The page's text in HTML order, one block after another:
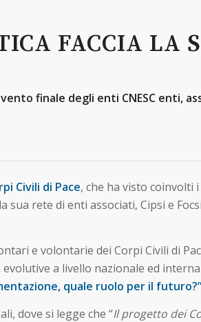
FACCIA LA
finale degli enti CNESC enti,
Civili di Pace, che ha visto coinvolti
sua rete di enti associati, Cipsi e
e volontarie dei Corpi Civili di
a livello nazionale ed
quale ruolo per il
dove si legge che “Il progetto dei